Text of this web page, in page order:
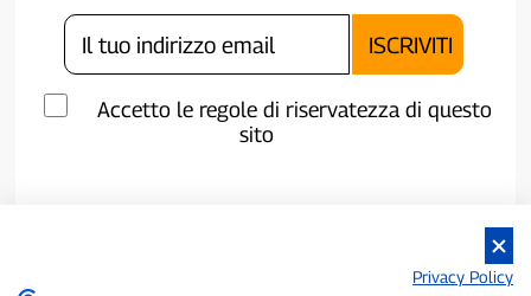
Accetto le regole di riservatezza di questo
sito
Privacy Policy